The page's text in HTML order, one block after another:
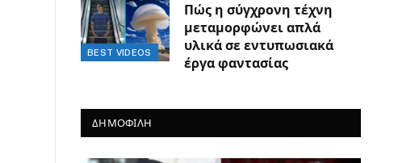
BEST VIDEOS
Πώς η σύγχρονη τέχνη
μεταμορφώνει απλά
υλικά σε εντυπωσιακά
έργα φαντασίας
ΔΗΜΟΦΙΛΗ